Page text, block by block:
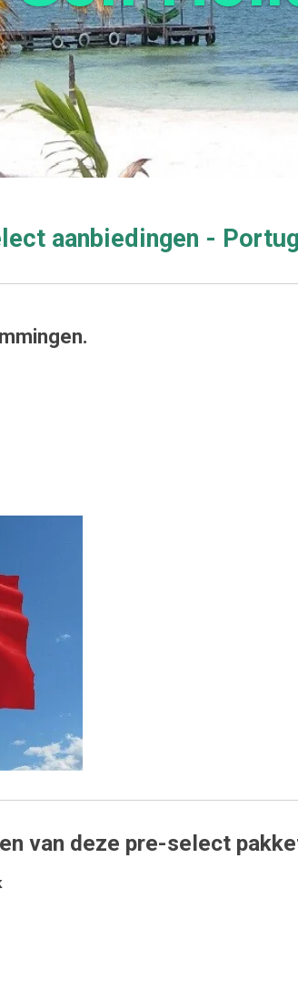
aanbiedingen -
van deze pre-select